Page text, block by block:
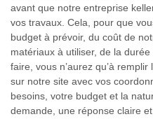
avant que notre entreprise
vos travaux. Cela, pour que
budget à prévoir, du coût de
matériaux à utiliser, de la
faire, vous n’aurez qu’à
sur notre site avec vos
besoins, votre budget et la
demande, une réponse claire